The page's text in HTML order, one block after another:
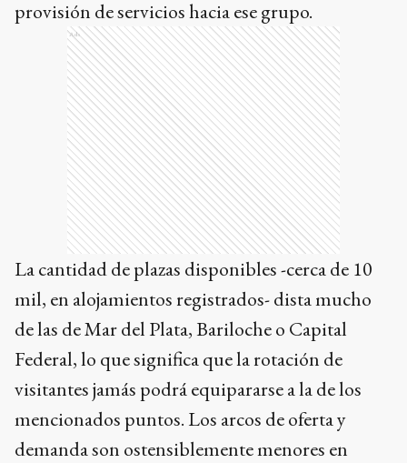
provisión de servicios hacia ese grupo.
Ads
La cantidad de plazas disponibles -cerca de 10
mil, en alojamientos registrados- dista mucho
de las de Mar del Plata, Bariloche o Capital
Federal, lo que significa que la rotación de
visitantes jamás podrá equipararse a la de los
mencionados puntos. Los arcos de oferta y
demanda son ostensiblemente menores en